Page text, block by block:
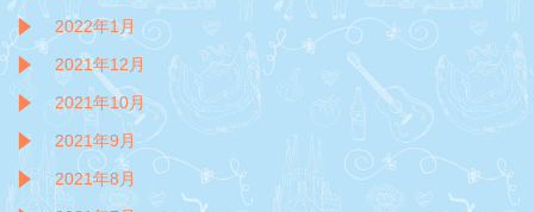
2022年1月
2021年12月
2021年10月
2021年9月
2021年8月